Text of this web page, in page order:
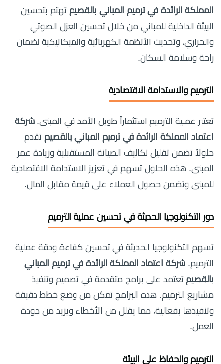
المملكة الرائدة في ترميم المباني بالقصيم تهتم بتحسين
البيئة الداخلية للمباني من خلال تحسين العزل الصوتي
والحراري، وتحديث الأنظمة الكهربائية والميكانيكية لضمان
راحة وسلامة السكان.
الترميم والاستدامة الاقتصادية
تعتبر عملية الترميم استثماراً طويل الأمد في المبنى. شركة
اعتماد المملكة الرائدة في ترميم المباني بالقصيم تقدم
حلولاً تضمن تقليل تكاليف الصيانة المستقبلية وزيادة عمر
المبنى. هذه الحلول تسهم في تعزيز الاستدامة الاقتصادية
للمبنى وتضمن حصول العملاء على قيمة مقابل المال.
دور التكنولوجيا الحديثة في تحسين عملية الترميم
تسهم التكنولوجيا الحديثة في تحسين كفاءة ودقة عملية
الترميم. شركة اعتماد المملكة الرائدة في ترميم المباني
بالقصيم تعتمد على برامج متقدمة في تصميم وتنفيذ
مشاريع الترميم. هذه البرامج تمكن من وضع خطط دقيقة
وتنفيذها بفعالية، مما يقلل من الأخطاء ويزيد من جودة
العمل.
الترميم والحفاظ على البيئة